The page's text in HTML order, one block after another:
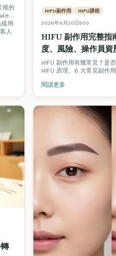
搜的
用
人
HIFU副作用 HIFU課程
2026年6月20日500
HIFU 副作用完整指
度、風險、操作員資
HIFU 副作用有幾常見？是
HIFU 原理、6 大常見副作
的 VTCT / ITEC Level 4 課
閱讀更多